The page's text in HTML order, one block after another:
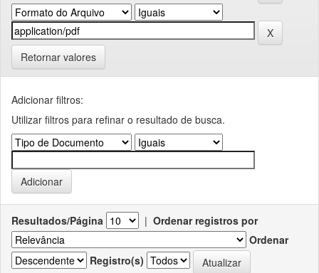
Retornar valores
Adicionar filtros:
Utilizar filtros para refinar o resultado de busca.
Resultados/Página | Ordenar registros por
Ordenar
Registro(s)